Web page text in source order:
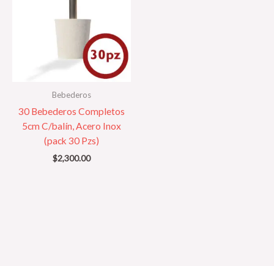
Bebederos
30 Bebederos Completos
5cm C/balín, Acero Inox
(pack 30 Pzs)
$2,300.00